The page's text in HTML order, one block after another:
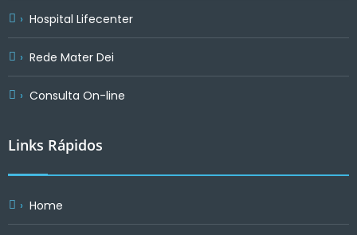
Hospital Lifecenter
Rede Mater Dei
Consulta On-line
Links Rápidos
Home